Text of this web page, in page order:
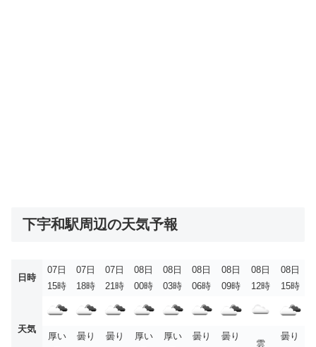
下宇和駅周辺の天気予報
日時
07日
15時
07日
18時
07日
21時
08日
00時
08日
03時
08日
06時
08日
09時
08日
12時
08日
15時
天気
厚い
曇り
曇り
厚い
厚い
曇り
曇り
雲
曇り